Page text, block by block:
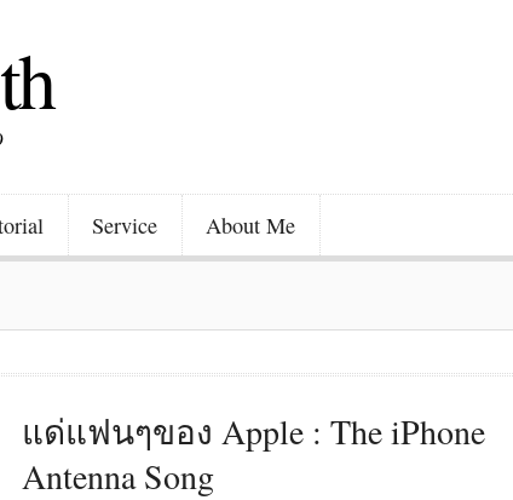
Service About Me
แด่แฟนๆของ Apple : The iPhone
Antenna Song